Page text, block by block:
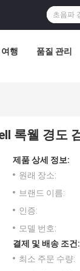
행 품질 관리
록웰 경도
제품 상세 정보:
원래 장소:
브랜드 이름:
인증:
모델 번호:
결제 및 배송 조건:
최소 주문 수량: